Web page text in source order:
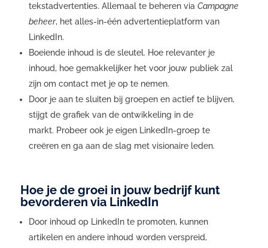
tekstadvertenties. Allemaal te beheren via Campagne
beheer, het alles-in-één advertentieplatform van
LinkedIn.
Boeiende inhoud is de sleutel. Hoe relevanter je
inhoud, hoe gemakkelijker het voor jouw publiek zal
zijn om contact met je op te nemen.
Door je aan te sluiten bij groepen en actief te blijven,
stijgt de grafiek van de ontwikkeling in de
markt. Probeer ook je eigen LinkedIn-groep te
creëren en ga aan de slag met visionaire leden.
Hoe je de groei in jouw bedrijf kunt
bevorderen via LinkedIn
Door inhoud op LinkedIn te promoten, kunnen
artikelen en andere inhoud worden verspreid,